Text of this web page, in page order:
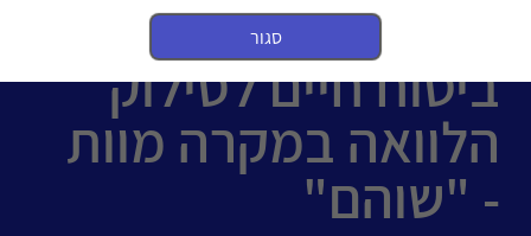
ביטוח חיים לסילוק
הלוואה במקרה מוות
- "שוהם"
סגור